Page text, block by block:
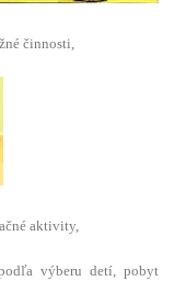
činnosti,
aktivity,
výberu detí, pobyt